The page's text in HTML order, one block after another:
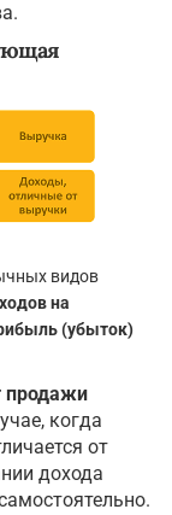
видов
на
(убыток)
продажи
когда
от
дохода